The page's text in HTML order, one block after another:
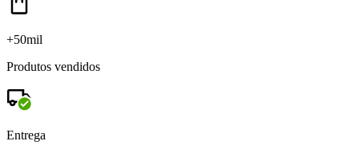
+50mil
Produtos vendidos
Entrega